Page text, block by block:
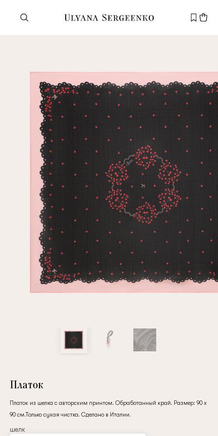
Служба поддержки+7 495 105 70 25
support@ulyanasergeenko.com
Пн—Пт
11—19
Новый
клиент
Электронная почта
Пароль
Повтор пароля
Дата рождения
Нажимая на кнопку "Регистрация", вы соглашаетесь с
политики конфиденциальности
Зарегистрированный
Платок
Платок из шелка с авторским принтом. Обработанный край. Размер: 90 x
90 см.Только сухая чистка. Сделано в Италии.
шелк